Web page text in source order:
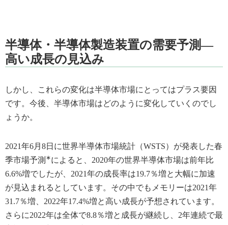
半導体・半導体製造装置の需要予測―
高い成長の見込み
しかし、これらの変化は半導体市場にとってはプラス要因
です。今後、半導体市場はどのように変化していくのでし
ょうか。
2021年6月8日に世界半導体市場統計（WSTS）が発表した春
季市場予測 ∗によると、2020年の世界半導体市場は前年比
6.6%増でしたが、2021年の成長率は19.7％増と大幅に加速
が見込まれるとしています。その中でもメモリーは2021年
31.7％増、2022年17.4%増と高い成長が予想されています。
さらに2022年は全体で8.8％増と成長が継続し、2年連続で最